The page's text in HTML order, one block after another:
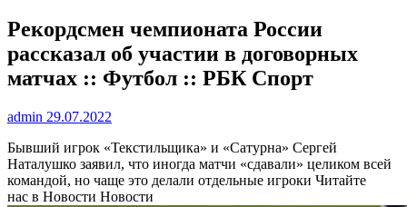
Рекордсмен чемпионата России
рассказал об участии в договорных
матчах :: Футбол :: РБК Спорт
admin 29.07.2022
Бывший игрок «Текстильщика» и «Сатурна» Сергей
Наталушко заявил, что иногда матчи «сдавали» целиком всей
командой, но чаще это делали отдельные игроки Читайте
нас в Новости Новости